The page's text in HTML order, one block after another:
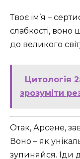
Твоє ім’я –
слабкості, воно
до великого
Цитологія
зрозуміти
Отак, Арсене,
Воно – як
зупиняйся. Іди